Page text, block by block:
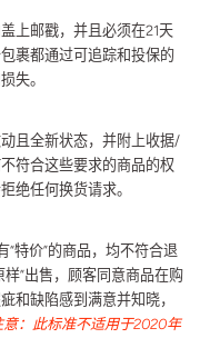
上邮戳，并且必须在21天
裹都通过可追踪和投保的
失。
且全新状态，并附上收据/
符合这些要求的商品的权
绝任何换货请求。
“特价”的商品，均不符合退
”出售，顾客同意商品在购
和缺陷感到满意并知晓，
：此标准不适用于2020年